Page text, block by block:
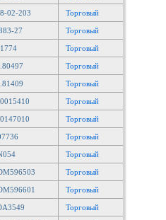
02-203 Торговый
27 Торговый
Торговый
Торговый
Торговый
Торговый
Торговый
Торговый
Торговый
Торговый
Торговый
Торговый